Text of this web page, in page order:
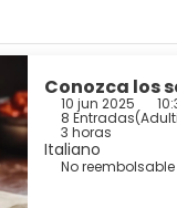
Conozca los
10 jun 2025
8 Entradas(
3 horas
Italiano
No reembolsable